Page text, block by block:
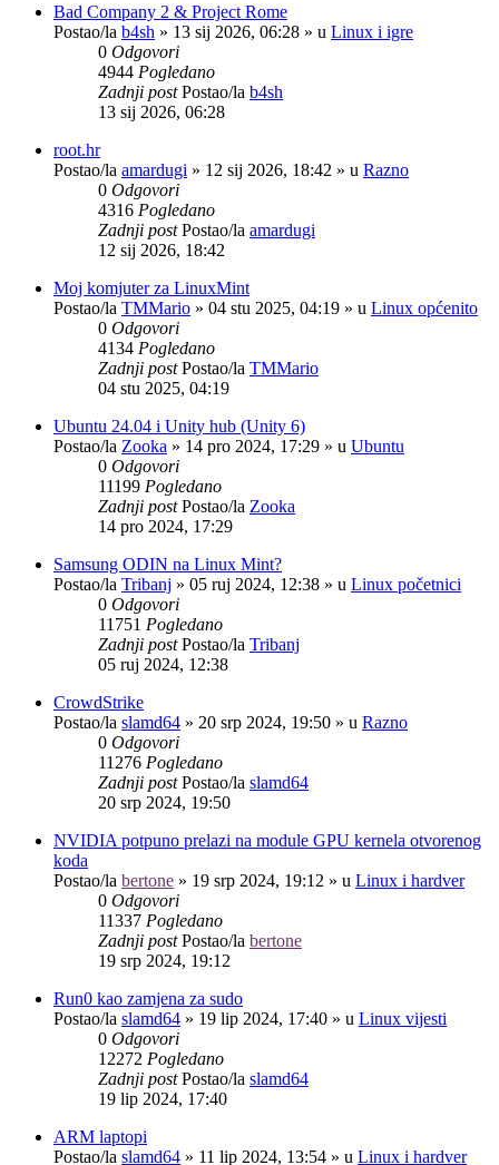
Bad Company 2 & Project Rome
Postao/la b4sh » 13 sij 2026, 06:28 » u Linux i igre
0 Odgovori
4944 Pogledano
Zadnji postPostao/la b4sh
13 sij 2026, 06:28
root.hr
Postao/la amardugi » 12 sij 2026, 18:42 » u Razno
0 Odgovori
4316 Pogledano
Zadnji postPostao/la amardugi
12 sij 2026, 18:42
Moj komjuter za LinuxMint
Postao/la TMMario » 04 stu 2025, 04:19 » u Linux općenito
0 Odgovori
4134 Pogledano
Zadnji postPostao/la TMMario
04 stu 2025, 04:19
Ubuntu 24.04 i Unity hub (Unity 6)
Postao/la Zooka » 14 pro 2024, 17:29 » u Ubuntu
0 Odgovori
11199 Pogledano
Zadnji postPostao/la Zooka
14 pro 2024, 17:29
Samsung ODIN na Linux Mint?
Postao/la Tribanj » 05 ruj 2024, 12:38 » u Linux početnici
0 Odgovori
11751 Pogledano
Zadnji postPostao/la Tribanj
05 ruj 2024, 12:38
CrowdStrike
Postao/la slamd64 » 20 srp 2024, 19:50 » u Razno
0 Odgovori
11276 Pogledano
Zadnji postPostao/la slamd64
20 srp 2024, 19:50
NVIDIA potpuno prelazi na module GPU kernela otvorenog
koda
Postao/la bertone » 19 srp 2024, 19:12 » u Linux i hardver
0 Odgovori
11337 Pogledano
Zadnji postPostao/la bertone
19 srp 2024, 19:12
Run0 kao zamjena za sudo
Postao/la slamd64 » 19 lip 2024, 17:40 » u Linux vijesti
0 Odgovori
12272 Pogledano
Zadnji postPostao/la slamd64
19 lip 2024, 17:40
ARM laptopi
Postao/la slamd64 » 11 lip 2024, 13:54 » u Linux i hardver